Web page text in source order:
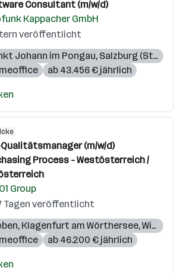
Consultant (m/w/d)
Kappacher GmbH
veröffentlicht
Johann im Pongau, Salzburg (Stadt)
ab 43.456 € jährlich
Qualitätsmanager (m/w/d)
Process - Westösterreich /
Group
Tagen veröffentlicht
, Klagenfurt am Wörthersee,Wien ,
ab 46.200 € jährlich